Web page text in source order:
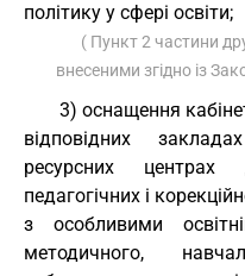
політику у сфері освіти;
( Пункт 2 частини
внесеними згідно із
3) оснащення
відповідних
ресурсних
педагогічних і
з особливими
методичного,